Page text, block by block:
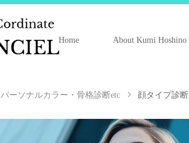
Home About Kumi Hoshino
パーソナルカラー・骨格診断etc 顔タイプ診断